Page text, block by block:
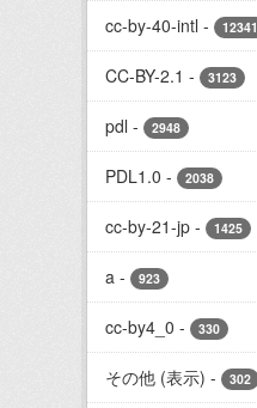
cc-by-40-intl - 12341
CC-BY-2.1 - 3123
pdl - 2948
PDL1.0 - 2038
cc-by-21-jp - 1425
a - 923
cc-by4_0 - 330
その他 (表示) - 302